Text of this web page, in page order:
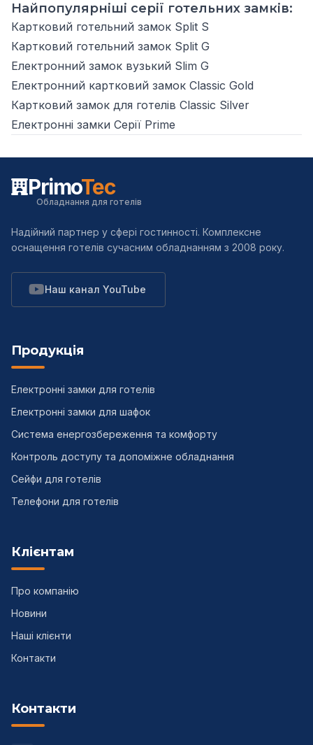
Найпопулярніші серії готельних замків:
Картковий готельний замок Split S
Картковий готельний замок Split G
Електронний замок вузький Slim G
Електронний картковий замок Classic Gold
Картковий замок для готелів Classic Silver
Електронні замки Серії Prime
PrimoTec
Обладнання для готелів
Надійний партнер у сфері гостинності. Комплексне
оснащення готелів сучасним обладнанням з 2008 року.
Наш канал YouTube
Продукція
Електронні замки для готелів
Електронні замки для шафок
Система енергозбереження та комфорту
Контроль доступу та допоміжне обладнання
Сейфи для готелів
Телефони для готелів
Клієнтам
Про компанію
Новини
Наші клієнти
Контакти
Контакти